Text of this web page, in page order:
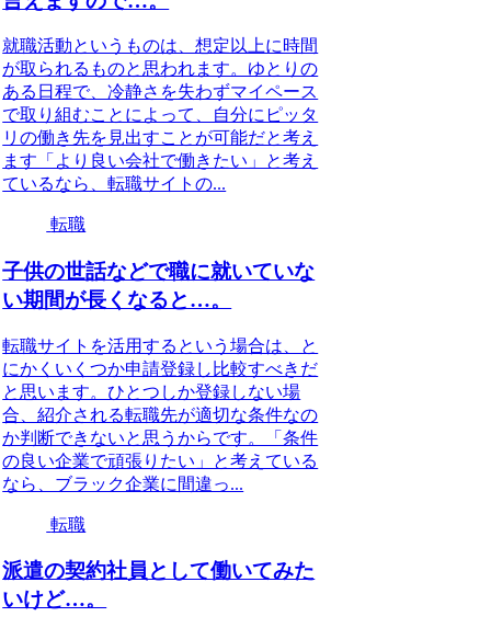
就職活動というものは、想定以上に時間
が取られるものと思われます。ゆとりの
ある日程で、冷静さを失わずマイペース
で取り組むことによって、自分にピッタ
リの働き先を見出すことが可能だと考え
ます「より良い会社で働きたい」と考え
ているなら、転職サイトの...
転職
子供の世話などで職に就いていな
い期間が長くなると…。
転職サイトを活用するという場合は、と
にかくいくつか申請登録し比較すべきだ
と思います。ひとつしか登録しない場
合、紹介される転職先が適切な条件なの
か判断できないと思うからです。「条件
の良い企業で頑張りたい」と考えている
なら、ブラック企業に間違っ...
転職
派遣の契約社員として働いてみた
いけど…。